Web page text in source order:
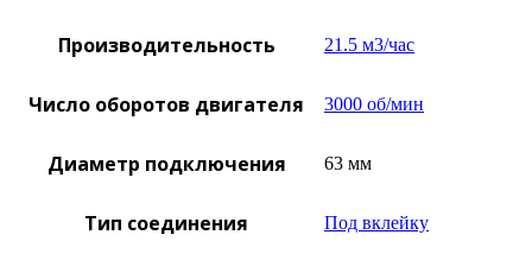
Производительность 21.5 м3/час
Число оборотов двигателя 3000 об/мин
Диаметр подключения 63 мм
Тип соединения Под вклейку